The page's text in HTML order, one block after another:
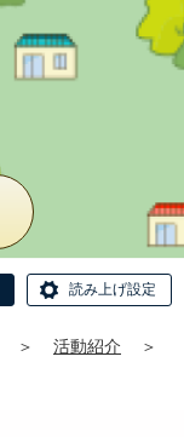
読み上げ設定
＞ 活動紹介
＞